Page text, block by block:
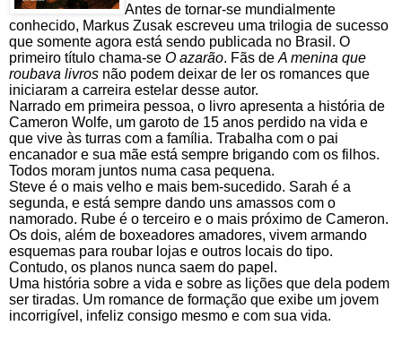
Antes de tornar-se mundialmente
conhecido, Markus Zusak escreveu uma trilogia de sucesso
que somente agora está sendo publicada no Brasil. O
primeiro título chama-se O azarão. Fãs de A menina que
roubava livros não podem deixar de ler os romances que
iniciaram a carreira estelar desse autor.
Narrado em primeira pessoa, o livro apresenta a história de
Cameron Wolfe, um garoto de 15 anos perdido na vida e
que vive às turras com a família. Trabalha com o pai
encanador e sua mãe está sempre brigando com os filhos.
Todos moram juntos numa casa pequena.
Steve é o mais velho e mais bem-sucedido. Sarah é a
segunda, e está sempre dando uns amassos com o
namorado. Rube é o terceiro e o mais próximo de Cameron.
Os dois, além de boxeadores amadores, vivem armando
esquemas para roubar lojas e outros locais do tipo.
Contudo, os planos nunca saem do papel.
Uma história sobre a vida e sobre as lições que dela podem
ser tiradas. Um romance de formação que exibe um jovem
incorrigível, infeliz consigo mesmo e com sua vida.